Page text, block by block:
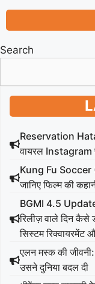
Search
Reservation
वायरल Instagram
Kung Fu Soccer
जानिए फिल्म की
BGMI 4.5
रिलीज़ वाले दिन कैसे
सिस्टम रिक्वायरमेंट
एलन मस्क की
उसने दुनिया बदल दी